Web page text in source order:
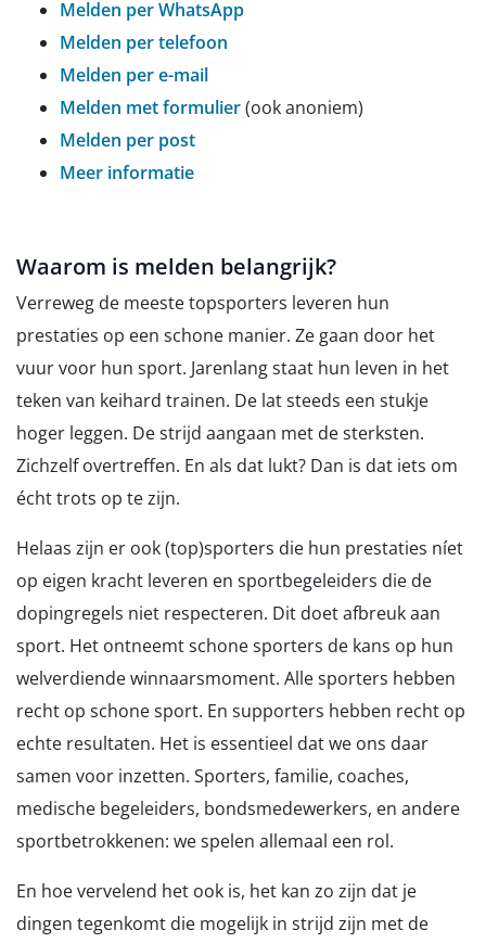
Melden per WhatsApp
Melden per telefoon
Melden per e-mail
Melden met formulier(ook anoniem)
Melden per post
Meer informatie
Waarom is melden belangrijk?
Verreweg de meeste topsporters leveren hun
prestaties op een schone manier. Ze gaan door het
vuur voor hun sport. Jarenlang staat hun leven in het
teken van keihard trainen. De lat steeds een stukje
hoger leggen. De strijd aangaan met de sterksten.
Zichzelf overtreffen. En als dat lukt? Dan is dat iets om
écht trots op te zijn.
Helaas zijn er ook (top)sporters die hun prestaties níet
op eigen kracht leveren en sportbegeleiders die de
dopingregels niet respecteren. Dit doet afbreuk aan
sport. Het ontneemt schone sporters de kans op hun
welverdiende winnaarsmoment. Alle sporters hebben
recht op schone sport. En supporters hebben recht op
echte resultaten. Het is essentieel dat we ons daar
samen voor inzetten. Sporters, familie, coaches,
medische begeleiders, bondsmedewerkers, en andere
sportbetrokkenen: we spelen allemaal een rol.
En hoe vervelend het ook is, het kan zo zijn dat je
dingen tegenkomt die mogelijk in strijd zijn met de